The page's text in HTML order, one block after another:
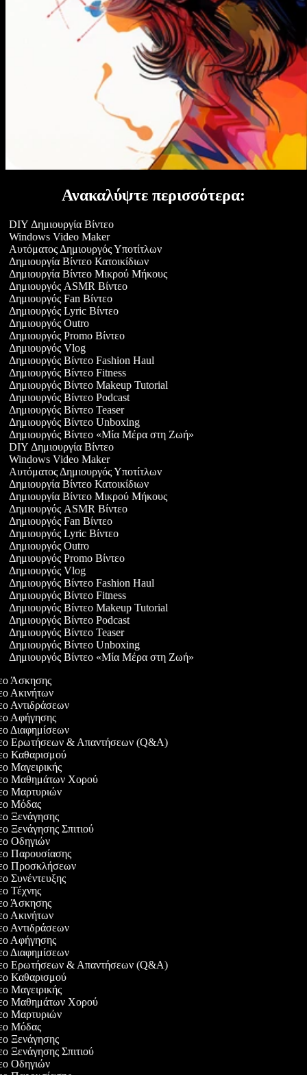
Ανακαλύψτε περισσότερα:
DIY Δημιουργία Βίντεο
Windows Video Maker
Αυτόματος Δημιουργός Υποτίτλων
Δημιουργία Βίντεο Κατοικίδιων
Δημιουργία Βίντεο Μικρού Μήκους
Δημιουργός ASMR Βίντεο
Δημιουργός Fan Βίντεο
Δημιουργός Lyric Βίντεο
Δημιουργός Outro
Δημιουργός Promo Βίντεο
Δημιουργός Vlog
Δημιουργός Βίντεο Fashion Haul
Δημιουργός Βίντεο Fitness
Δημιουργός Βίντεο Makeup Tutorial
Δημιουργός Βίντεο Podcast
Δημιουργός Βίντεο Teaser
Δημιουργός Βίντεο Unboxing
Δημιουργός Βίντεο «Μία Μέρα στη Ζωή»
DIY Δημιουργία Βίντεο
Windows Video Maker
Αυτόματος Δημιουργός Υποτίτλων
Δημιουργία Βίντεο Κατοικίδιων
Δημιουργία Βίντεο Μικρού Μήκους
Δημιουργός ASMR Βίντεο
Δημιουργός Fan Βίντεο
Δημιουργός Lyric Βίντεο
Δημιουργός Outro
Δημιουργός Promo Βίντεο
Δημιουργός Vlog
Δημιουργός Βίντεο Fashion Haul
Δημιουργός Βίντεο Fitness
Δημιουργός Βίντεο Makeup Tutorial
Δημιουργός Βίντεο Podcast
Δημιουργός Βίντεο Teaser
Δημιουργός Βίντεο Unboxing
Δημιουργός Βίντεο «Μία Μέρα στη Ζωή»
Άσκησης
Ακινήτων
Αντιδράσεων
Αφήγησης
Διαφημίσεων
Ερωτήσεων & Απαντήσεων (Q&A)
Καθαρισμού
Μαγειρικής
Μαθημάτων Χορού
Μαρτυριών
Μόδας
Ξενάγησης
Ξενάγησης Σπιτιού
Οδηγιών
Παρουσίασης
Προσκλήσεων
Συνέντευξης
Τέχνης
Άσκησης
Ακινήτων
Αντιδράσεων
Αφήγησης
Διαφημίσεων
Ερωτήσεων & Απαντήσεων (Q&A)
Καθαρισμού
Μαγειρικής
Μαθημάτων Χορού
Μαρτυριών
Μόδας
Ξενάγησης
Ξενάγησης Σπιτιού
Οδηγιών